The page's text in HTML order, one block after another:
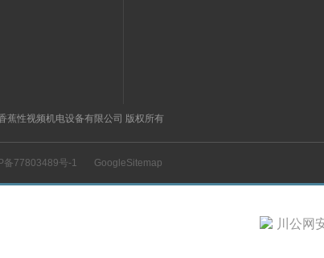
蕉性视频机电设备有限公司 版权所有
备77803489号-1 GoogleSitemap
川公网